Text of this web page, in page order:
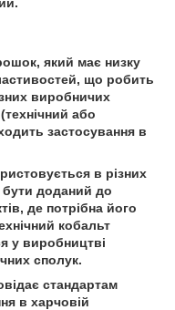
який має низку
що робить
виробничих
або
застосування в
в різних
бути доданий до
де потрібна його
кобальт
у виробництві
сполук.
стандартам
в харчовій